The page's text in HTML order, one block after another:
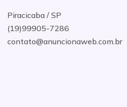
Piracicaba / SP
(19)99905-7286
contato@anuncionaweb.com.br